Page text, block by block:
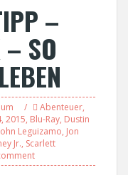
–
– SO
Abenteuer,
, 2015, Blu-Ray, Dustin
Leguizamo, Jon
Jr., Scarlett